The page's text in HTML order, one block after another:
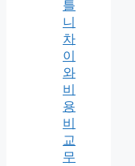
틀
니
차
이
와
비
용
비
교
무